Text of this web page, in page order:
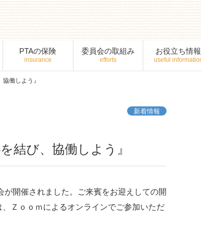
PTAの保険 委員会の取組み お役立ち情報
働しよう』
新着情報
結び、協働しよう』
開催されました。ご来賓をお迎えしての開
Ｚｏｏｍによるオンラインでご参加いただ